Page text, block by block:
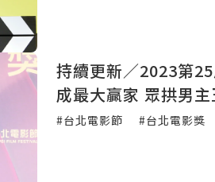
持續更新／2023第
成最大贏家
#台北電影節 #台北電影獎